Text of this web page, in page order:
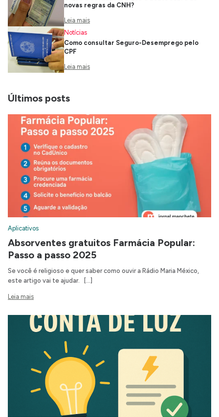
novas regras da CNH?
Leia mais
Notícias
Como consultar Seguro-Desemprego pelo
CPF
Leia mais
Últimos posts
Aplicativos
Absorventes gratuitos Farmácia Popular:
Passo a passo 2025
Se você é religioso e quer saber como ouvir a Rádio Maria México,
este artigo vai te ajudar. […]
Leia mais